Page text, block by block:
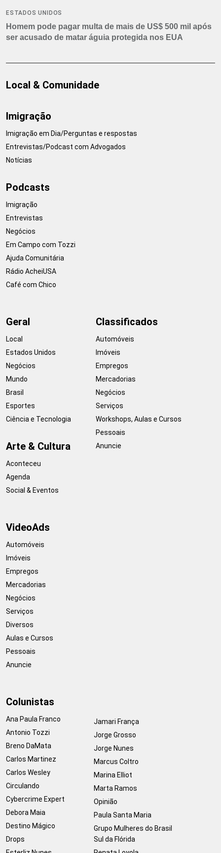
ESTADOS UNIDOS
Homem pode pagar multa de mais de US$ 500 mil após
ser acusado de matar águia protegida nos EUA
Local & Comunidade
Imigração
Imigração em Dia/Perguntas e respostas
Entrevistas/Podcast com Advogados
Notícias
Podcasts
Imigração
Entrevistas
Negócios
Em Campo com Tozzi
Ajuda Comunitária
Rádio AcheiUSA
Café com Chico
Geral
Local
Estados Unidos
Negócios
Mundo
Brasil
Esportes
Ciência e Tecnologia
Arte & Cultura
Aconteceu
Agenda
Social & Eventos
Classificados
Automóveis
Imóveis
Empregos
Mercadorias
Negócios
Serviços
Workshops, Aulas e Cursos
Pessoais
Anuncie
VideoAds
Automóveis
Imóveis
Empregos
Mercadorias
Negócios
Serviços
Diversos
Aulas e Cursos
Pessoais
Anuncie
Colunistas
Ana Paula Franco
Antonio Tozzi
Breno DaMata
Carlos Martinez
Carlos Wesley
Circulando
Cybercrime Expert
Debora Maia
Destino Mágico
Drops
Jamari França
Jorge Grosso
Jorge Nunes
Marcus Coltro
Marina Elliot
Marta Ramos
Opinião
Paula Santa Maria
Grupo Mulheres do Brasil
Sul da Flórida